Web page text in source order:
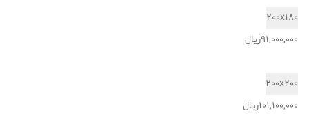
200x180
91,000,000ریال
200x200
101,100,000ریال